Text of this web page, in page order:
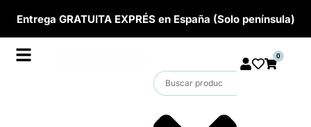
Entrega GRATUITA EXPRÉS en España (Solo península)
0